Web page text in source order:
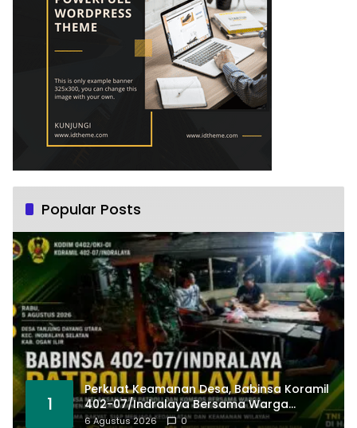
Popular Posts
1
Perkuat Keamanan Desa, Babinsa Koramil
402-07/Indralaya Bersama Warga
Aktifkan Siskamling dan Patroli Terpadu
6 Agustus 2026 0